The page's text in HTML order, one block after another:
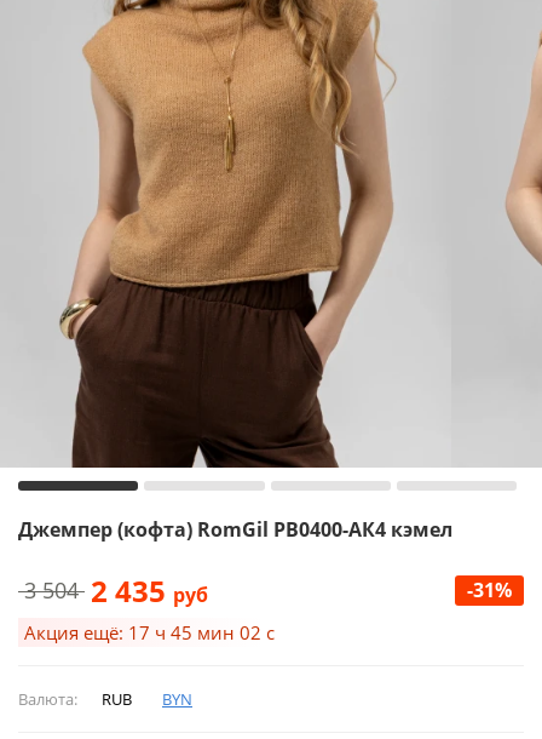
Джемпер (кофта) RomGil РВ0400-АК4 кэмел
3 504 2 435 руб -31%
Акция ещё: 17 ч 45 мин 02 с
Валюта: RUB BYN